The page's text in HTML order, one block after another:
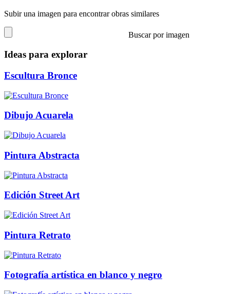
Subir una imagen para encontrar obras similares
Buscar por imagen
Ideas para explorar
Escultura Bronce
Dibujo Acuarela
Pintura Abstracta
Edición Street Art
Pintura Retrato
Fotografía artística en blanco y negro